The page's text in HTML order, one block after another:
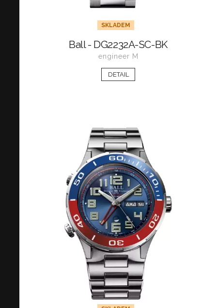
SKLADEM
Ball - DG2232A-SC-BK
engineer M
DETAIL